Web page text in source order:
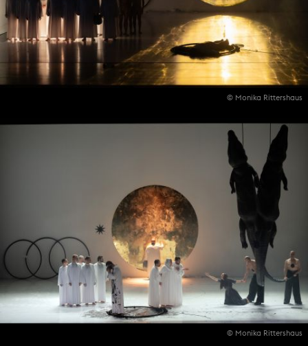
© Monika Rittershaus
© Monika Rittershaus